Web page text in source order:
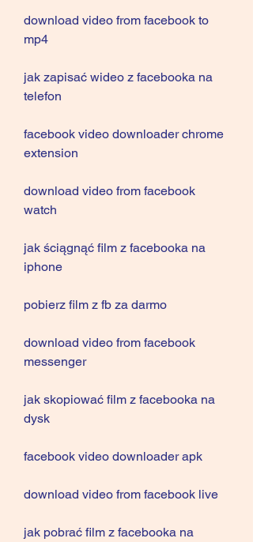
download video from facebook to
mp4
jak zapisać wideo z facebooka na
telefon
facebook video downloader chrome
extension
download video from facebook
watch
jak ściągnąć film z facebooka na
iphone
pobierz film z fb za darmo
download video from facebook
messenger
jak skopiować film z facebooka na
dysk
facebook video downloader apk
download video from facebook live
jak pobrać film z facebooka na